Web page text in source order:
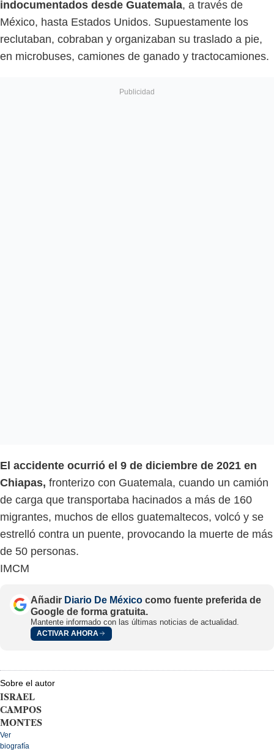
indocumentados desde Guatemala, a través de
México, hasta Estados Unidos. Supuestamente los
reclutaban, cobraban y organizaban su traslado a pie,
en microbuses, camiones de ganado y tractocamiones.
El accidente ocurrió el 9 de diciembre de 2021 en
Chiapas, fronterizo con Guatemala, cuando un camión
de carga que transportaba hacinados a más de 160
migrantes, muchos de ellos guatemaltecos, volcó y se
estrelló contra un puente, provocando la muerte de más
de 50 personas.
IMCM
Añadir Diario De México como fuente preferida de
Google de forma gratuita.
Mantente informado con las últimas noticias de actualidad.
ACTIVAR AHORA
Sobre el autor
ISRAEL
CAMPOS
MONTES
Ver
biografía